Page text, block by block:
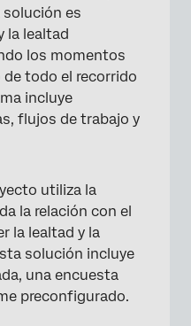
solución es
la lealtad
los momentos
todo el recorrido
incluye
flujos de trabajo y
utiliza la
la relación con el
la lealtad y la
solución incluye
una encuesta
preconfigurado.